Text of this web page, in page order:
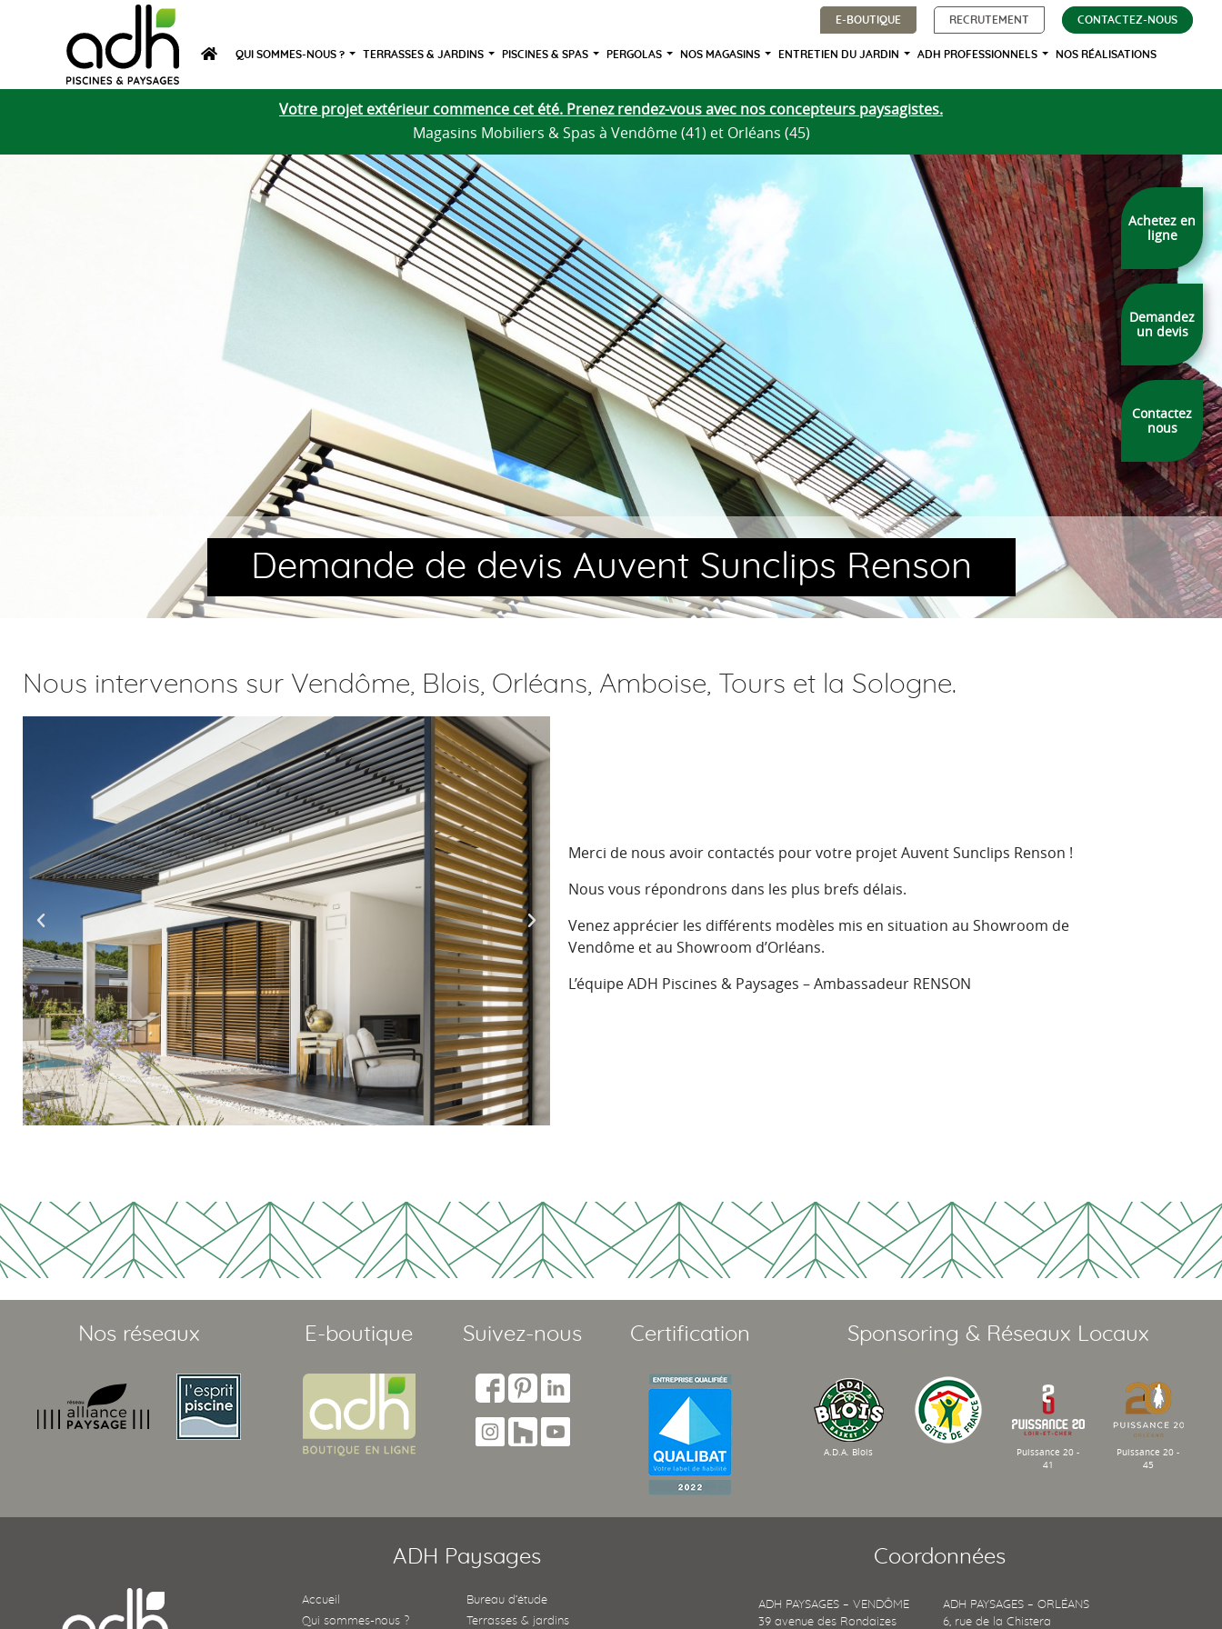
Achetez en
ligne
Demandez
un devis
Contactez
nous
E-BOUTIQUE RECRUTEMENT CONTACTEZ-NOUS
QUI SOMMES-NOUS ? TERRASSES & JARDINS PISCINES & SPAS PERGOLAS NOS MAGASINS ENTRETIEN DU JARDIN ADH PROFESSIONNELS NOS RÉALISATIONS
Votre projet extérieur commence cet été. Prenez rendez-vous avec nos concepteurs paysagistes.
Magasins Mobiliers & Spas à Vendôme (41) et Orléans (45)
Demande de devis Auvent Sunclips Renson
Nous intervenons sur Vendôme, Blois, Orléans, Amboise, Tours et la Sologne.
Merci de nous avoir contactés pour votre projet Auvent Sunclips Renson !
Nous vous répondrons dans les plus brefs délais.
Venez apprécier les différents modèles mis en situation au Showroom de
Vendôme et au Showroom d’Orléans.
L’équipe ADH Piscines & Paysages – Ambassadeur RENSON
Nos réseaux E-boutique Suivez-nous Certification Sponsoring & Réseaux Locaux
A.D.A. Blois
Puissance 20 -
41
Puissance 20 -
45
ADH Paysages
Accueil
Qui sommes-nous ?
Bureau d’étude
Terrasses & jardins
Coordonnées
ADH PAYSAGES – VENDÔME
39 avenue des Rondaizes
ADH PAYSAGES – ORLÉANS
6, rue de la Chistera